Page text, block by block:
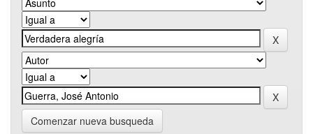
Comenzar nueva busqueda